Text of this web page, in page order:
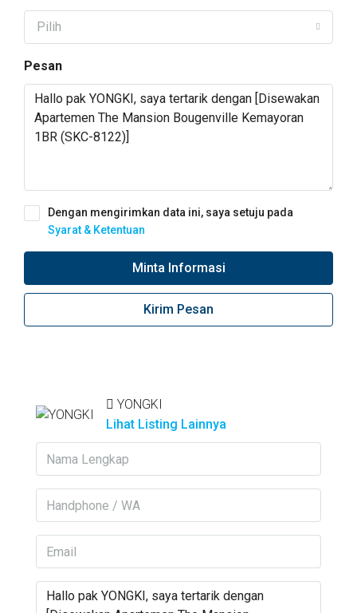
Pilih
Pesan
Dengan mengirimkan data ini, saya setuju pada
Syarat & Ketentuan
Minta Informasi
Kirim Pesan
YONGKI
Lihat Listing Lainnya